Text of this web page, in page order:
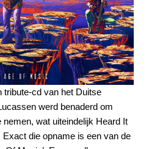
tribute-cd van het Duitse
werd benaderd om
wat uiteindelijk Heard It
die opname is een van de